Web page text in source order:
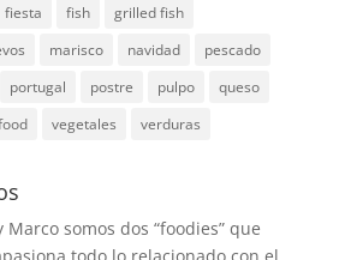
fiesta fish
grilled fish
marisco navidad
pescado
portugal postre pulpo
queso
vegetales verduras
Marco somos dos “foodies” que
todo lo relacionado con el